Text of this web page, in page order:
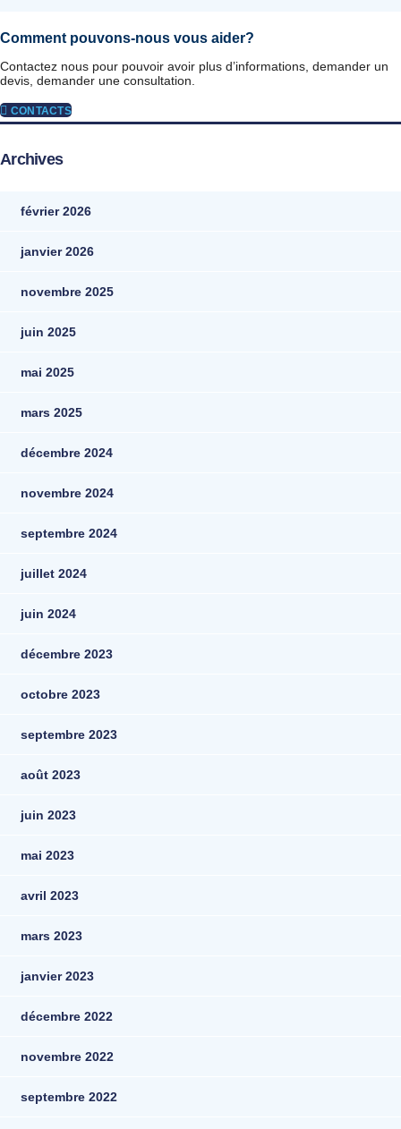
Comment pouvons-nous vous aider?
Contactez nous pour pouvoir avoir plus d’informations, demander un
devis, demander une consultation.
CONTACTS
Archives
février 2026
janvier 2026
novembre 2025
juin 2025
mai 2025
mars 2025
décembre 2024
novembre 2024
septembre 2024
juillet 2024
juin 2024
décembre 2023
octobre 2023
septembre 2023
août 2023
juin 2023
mai 2023
avril 2023
mars 2023
janvier 2023
décembre 2022
novembre 2022
septembre 2022